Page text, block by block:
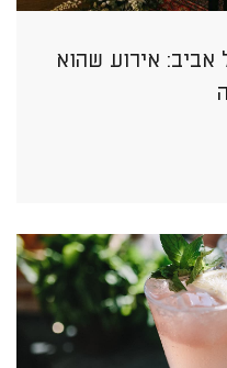
אירוע שהוא